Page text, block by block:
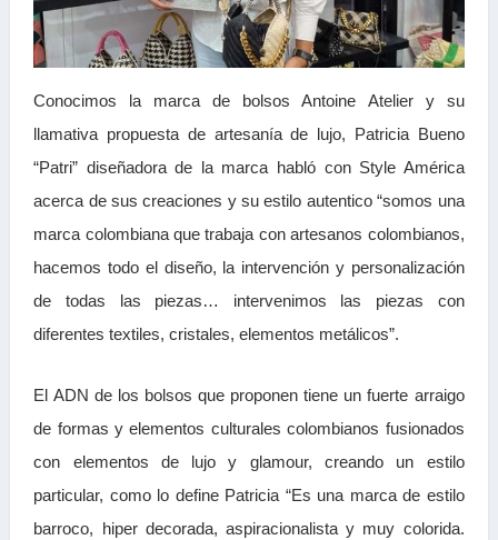
Conocimos la marca de bolsos Antoine Atelier y su
llamativa propuesta de artesanía de lujo, Patricia Bueno
“Patri” diseñadora de la marca habló con Style América
acerca de sus creaciones y su estilo autentico “somos una
marca colombiana que trabaja con artesanos colombianos,
hacemos todo el diseño, la intervención y personalización
de todas las piezas… intervenimos las piezas con
diferentes textiles, cristales, elementos metálicos”.
El ADN de los bolsos que proponen tiene un fuerte arraigo
de formas y elementos culturales colombianos fusionados
con elementos de lujo y glamour, creando un estilo
particular, como lo define Patricia “Es una marca de estilo
barroco, hiper decorada, aspiracionalista y muy colorida.